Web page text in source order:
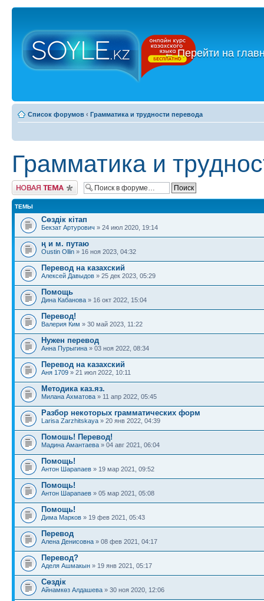
←Перейти на
Список форумов ‹ Грамматика и трудности перевода
Грамматика и
Новая тема
ТЕМЫ
Сөздік кітап
Бекзат Артурович » 24 июл 2020, 19:14
ң и м. путаю
Oustin Ollin » 16 ноя 2023, 04:32
Перевод на казахский
Алексей Давыдов » 25 дек 2023, 05:29
Помощь
Дина Кабанова » 16 окт 2022, 15:04
Перевод!
Валерия Ким » 30 май 2023, 11:22
Нужен перевод
Анна Пурыгина » 03 ноя 2022, 08:34
Перевод на казахский
Аня 1709 » 21 июл 2022, 10:11
Методика каз.яз.
Милана Ахматова » 11 апр 2022, 05:45
Разбор некоторых грамматических форм
Larisa Zarzhitskaya » 20 янв 2022, 04:39
Помошь! Перевод!
Мадина Амантаева » 04 авг 2021, 06:04
Помощь!
Антон Шарапаев » 19 мар 2021, 09:52
Помощь!
Антон Шарапаев » 05 мар 2021, 05:08
Помощь!
Дима Марков » 19 фев 2021, 05:43
Перевод
Алена Денисовна » 08 фев 2021, 04:17
Перевод?
Аделя Ашмакын » 19 янв 2021, 05:17
Сөздік
Айнамкөз Алдашева » 30 ноя 2020, 12:06